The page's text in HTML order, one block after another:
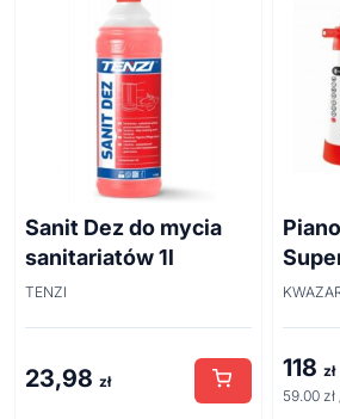
Sanit Dez do mycia
sanitariatów 1l
TENZI
23,98 zł
acid
118 zł
59.00 zł